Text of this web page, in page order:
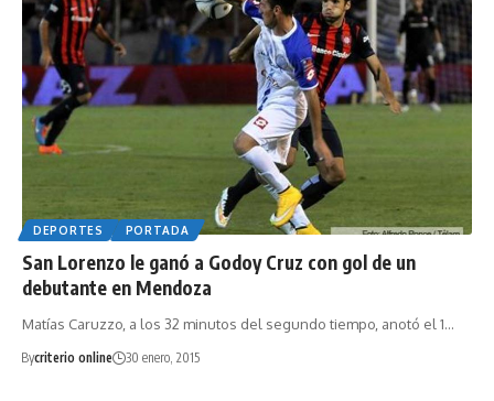
DEPORTES PORTADA
San Lorenzo le ganó a Godoy Cruz con gol de un
debutante en Mendoza
Matías Caruzzo, a los 32 minutos del segundo tiempo, anotó el 1…
Bycriterio online 30 enero, 2015